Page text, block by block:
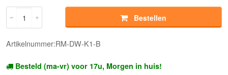
Bestellen
Artikelnummer:RM-DW-K1-B
Besteld (ma-vr) voor 17u, Morgen in huis!